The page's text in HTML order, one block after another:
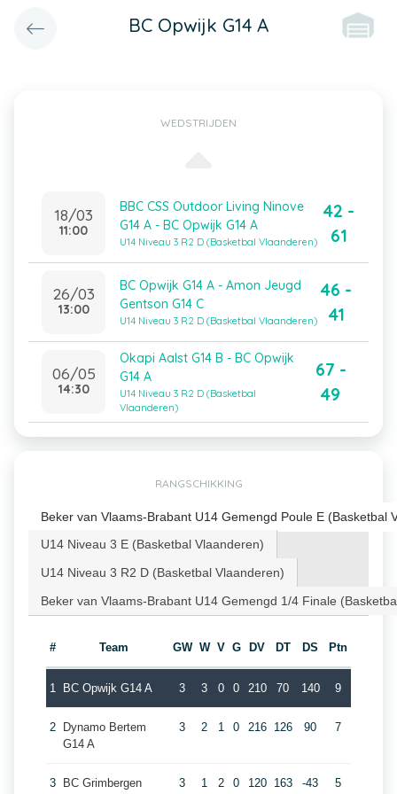
BC Opwijk G14 A
WEDSTRIJDEN
18/03
11:00
BBC CSS Outdoor Living Ninove
G14 A - BC Opwijk G14 A
U14 Niveau 3 R2 D (Basketbal Vlaanderen)
42 -
61
26/03
13:00
BC Opwijk G14 A - Amon Jeugd
Gentson G14 C
U14 Niveau 3 R2 D (Basketbal Vlaanderen)
46 -
41
06/05
14:30
Okapi Aalst G14 B - BC Opwijk
G14 A
U14 Niveau 3 R2 D (Basketbal
Vlaanderen)
67 -
49
RANGSCHIKKING
Beker van Vlaams-Brabant U14 Gemengd Poule E (Basketbal
U14 Niveau 3 E (Basketbal Vlaanderen)
U14 Niveau 3 R2 D (Basketbal Vlaanderen)
Beker van Vlaams-Brabant U14 Gemengd 1/4 Finale
# Team GW W V G DV DT DS Ptn
1 BC Opwijk G14 A 3 3 0 0 210 70 140 9
2
Dynamo Bertem
G14 A
3 2 1 0 216 126 90 7
3
BC Grimbergen
3 1 2 0 120 163 -43 5